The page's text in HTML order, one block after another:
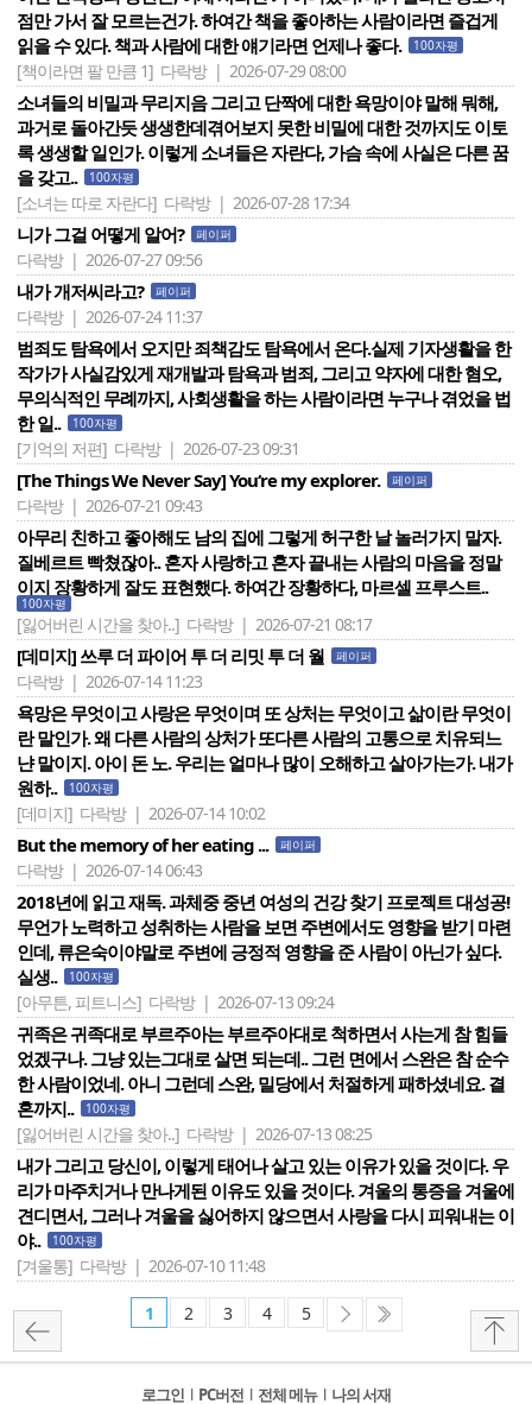
점만 가서 잘 모르는건가. 하여간 책을 좋아하는 사람이라면 즐겁게
읽을 수 있다. 책과 사람에 대한 얘기라면 언제나 좋다.
100자평
[책이라면 팔 만큼 1] 다락방 | 2026-07-29 08:00
소녀들의 비밀과 무리지음 그리고 단짝에 대한 욕망이야 말해 뭐해,
과거로 돌아간듯 생생한데겪어보지 못한 비밀에 대한 것까지도 이토
록 생생할 일인가. 이렇게 소녀들은 자란다, 가슴 속에 사실은 다른 꿈
을 갖고..
100자평
[소녀는 따로 자란다] 다락방 | 2026-07-28 17:34
니가 그걸 어떻게 알어? 페이퍼
다락방 | 2026-07-27 09:56
내가 개저씨라고? 페이퍼
다락방 | 2026-07-24 11:37
범죄도 탐욕에서 오지만 죄책감도 탐욕에서 온다.실제 기자생활을 한
작가가 사실감있게 재개발과 탐욕과 범죄, 그리고 약자에 대한 혐오,
무의식적인 무례까지, 사회생활을 하는 사람이라면 누구나 겪었을 법
한 일..
100자평
[기억의 저편] 다락방 | 2026-07-23 09:31
[The Things We Never Say] You‘re my explorer. 페이퍼
다락방 | 2026-07-21 09:43
아무리 친하고 좋아해도 남의 집에 그렇게 허구한 날 놀러가지 말자.
질베르트 빡쳤잖아.. 혼자 사랑하고 혼자 끝내는 사람의 마음을 정말
이지 장황하게 잘도 표현했다. 하여간 장황하다, 마르셀 프루스트..
100자평
[잃어버린 시간을 찾아..] 다락방 | 2026-07-21 08:17
[데미지] 쓰루 더 파이어 투 더 리밋 투 더 월 페이퍼
다락방 | 2026-07-14 11:23
욕망은 무엇이고 사랑은 무엇이며 또 상처는 무엇이고 삶이란 무엇이
란 말인가. 왜 다른 사람의 상처가 또다른 사람의 고통으로 치유되느
냔 말이지. 아이 돈 노. 우리는 얼마나 많이 오해하고 살아가는가. 내가
원하..
100자평
[데미지] 다락방 | 2026-07-14 10:02
But the memory of her eating ... 페이퍼
다락방 | 2026-07-14 06:43
2018년에 읽고 재독. 과체중 중년 여성의 건강 찾기 프로젝트 대성공!
무언가 노력하고 성취하는 사람을 보면 주변에서도 영향을 받기 마련
인데, 류은숙이야말로 주변에 긍정적 영향을 준 사람이 아닌가 싶다.
실생..
100자평
[아무튼, 피트니스] 다락방 | 2026-07-13 09:24
귀족은 귀족대로 부르주아는 부르주아대로 척하면서 사는게 참 힘들
었겠구나. 그냥 있는그대로 살면 되는데.. 그런 면에서 스완은 참 순수
한 사람이었네. 아니 그런데 스완, 밀당에서 처절하게 패하셨네요. 결
혼까지..
100자평
[잃어버린 시간을 찾아..] 다락방 | 2026-07-13 08:25
내가 그리고 당신이, 이렇게 태어나 살고 있는 이유가 있을 것이다. 우
리가 마주치거나 만나게된 이유도 있을 것이다. 겨울의 통증을 겨울에
견디면서, 그러나 겨울을 싫어하지 않으면서 사랑을 다시 피워내는 이
야..
100자평
[겨울통] 다락방 | 2026-07-10 11:48
1 2 3 4 5
로그인 l PC버전 l 전체 메뉴 l 나의 서재